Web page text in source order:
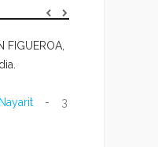
FIGUEROA,
3